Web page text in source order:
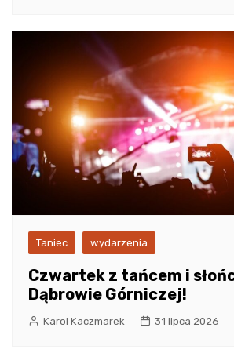
Taniec wydarzenia
Czwartek z tańcem i
Dąbrowie Górniczej!
Karol Kaczmarek 31 lipca 2026